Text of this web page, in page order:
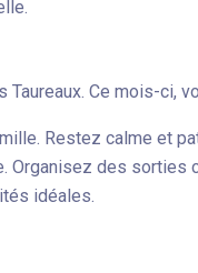
Ce mois-ci,
Restez calme et
des
idéales.